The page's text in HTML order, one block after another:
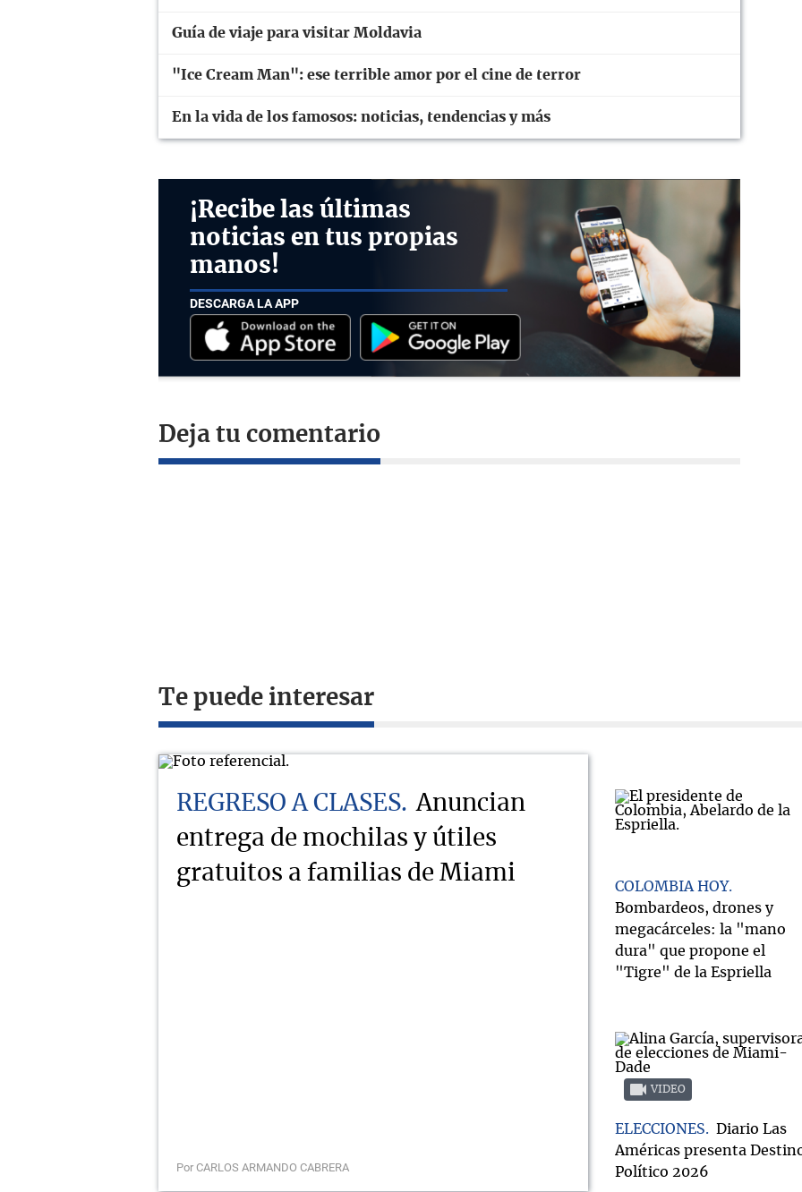
Guía de viaje para visitar Moldavia
"Ice Cream Man": ese terrible amor por el cine de terror
En la vida de los famosos: noticias, tendencias y más
¡Recibe las últimas
noticias en tus propias
manos!
DESCARGA LA APP
Deja tu comentario
Te puede interesar
REGRESO A CLASES
Anuncian
entrega de mochilas y útiles
gratuitos a familias de Miami
Por CARLOS ARMANDO CABRERA
COLOMBIA HOY
Bombardeos, drones y
megacárceles: la "mano
dura" que propone el
"Tigre" de la Espriella
VIDEO
ELECCIONES
Diario Las
Américas presenta
Político 2026